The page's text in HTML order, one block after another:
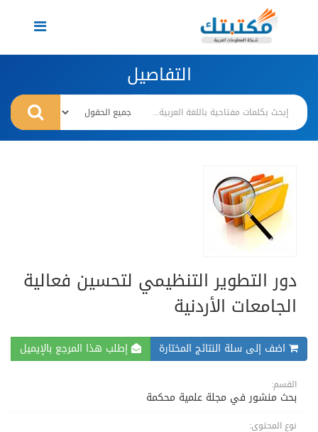
Toggle
navigation
التفاصيل
دور التطوير التنظيمي لتحسين فعالية
الجامعات الأردنية
اضف إلى سلة النتائج المختارة إطلب هذا المرجع بالإيميل
القسم:
بحث منشور في مجلة علمية محكمة
نوع المحتوى: